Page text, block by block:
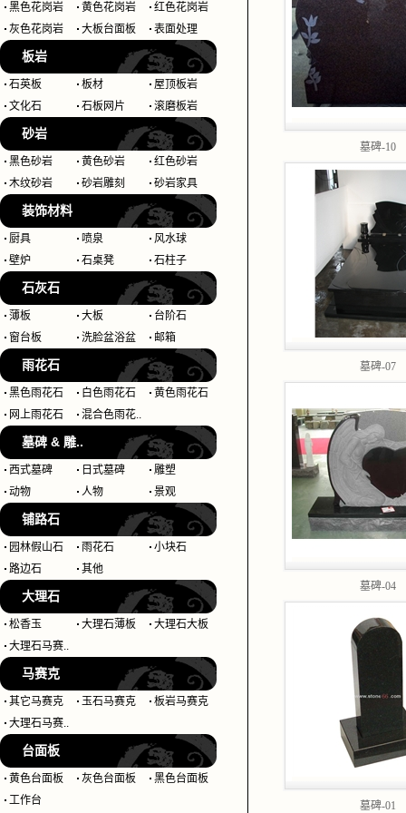
黑色花岗岩 黄色花岗岩
红色花岗岩
灰色花岗岩
大板台面板 表面处理
板岩
石英板 板材
屋顶板岩
文化石
石板网片 滚磨板岩
砂岩
黑色砂岩 黄色砂岩
红色砂岩
木纹砂岩
砂岩雕刻 砂岩家具
装饰材料
厨具 喷泉
风水球
壁炉
石桌凳 石柱子
石灰石
薄板 大板
台阶石
窗台板
洗脸盆浴盆 邮箱
雨花石
黑色雨花石 白色雨花石
黄色雨花石
网上雨花石
混合色雨花..
墓碑 & 雕..
西式墓碑 日式墓碑
雕塑
动物
人物 景观
铺路石
园林假山石 雨花石
小块石
路边石
其他
大理石
松香玉 大理石薄板
大理石大板
大理石马赛..
马赛克
其它马赛克 玉石马赛克
板岩马赛克
大理石马赛..
台面板
黄色台面板 灰色台面板
黑色台面板
工作台
墓碑-10
墓碑-07
墓碑-04
墓碑-01